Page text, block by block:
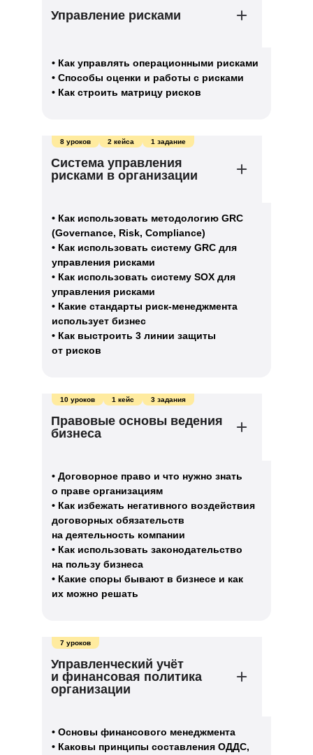
Управление рисками
• Как управлять операционными рисками
• Способы оценки и работы с рисками
• Как строить матрицу рисков
Система управления
рисками в организации
8 уроков 2 кейса 1 задание
• Как использовать методологию GRC
(Governance, Risk, Compliance)
• Как использовать систему GRC для
управления рисками
• Как использовать систему SOX для
управления рисками
• Какие стандарты риск-менеджмента
использует бизнес
• Как выстроить 3 линии защиты
от рисков
Правовые основы ведения
бизнеса
10 уроков 1 кейс 3 задания
• Договорное право и что нужно знать
о праве организациям
• Как избежать негативного воздействия
договорных обязательств
на деятельность компании
• Как использовать законодательство
на пользу бизнеса
• Какие споры бывают в бизнесе и как
их можно решать
Управленческий учёт
и финансовая политика
организации
7 уроков
• Основы финансового менеджмента
• Каковы принципы составления ОДДС,